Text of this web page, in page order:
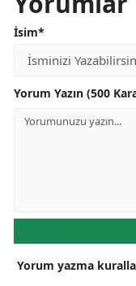
İsim*
Yorum Yazın (500
Yorum yazma